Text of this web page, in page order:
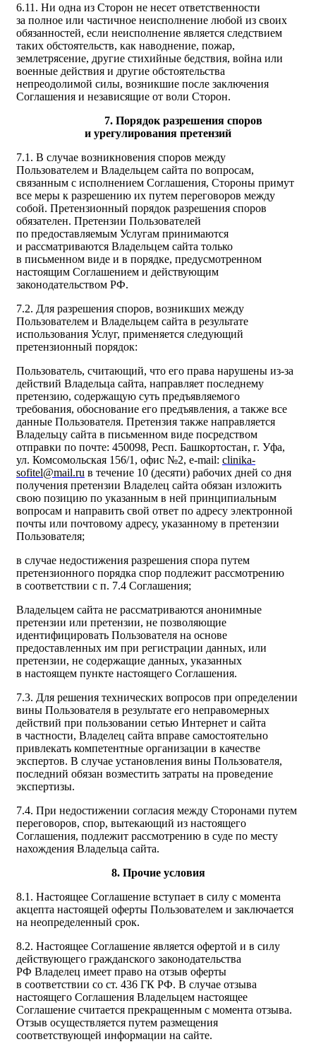
6.11. Ни одна из Сторон не несет ответственности
за полное или частичное неисполнение любой из своих
обязанностей, если неисполнение является следствием
таких обстоятельств, как наводнение, пожар,
землетрясение, другие стихийные бедствия, война или
военные действия и другие обстоятельства
непреодолимой силы, возникшие после заключения
Соглашения и независящие от воли Сторон.
7. Порядок разрешения споров
и урегулирования претензий
7.1. В случае возникновения споров между
Пользователем и Владельцем сайта по вопросам,
связанным с исполнением Соглашения, Стороны примут
все меры к разрешению их путем переговоров между
собой. Претензионный порядок разрешения споров
обязателен. Претензии Пользователей
по предоставляемым Услугам принимаются
и рассматриваются Владельцем сайта только
в письменном виде и в порядке, предусмотренном
настоящим Соглашением и действующим
законодательством РФ.
7.2. Для разрешения споров, возникших между
Пользователем и Владельцем сайта в результате
использования Услуг, применяется следующий
претензионный порядок:
Пользователь, считающий, что его права нарушены из-за
действий Владельца сайта, направляет последнему
претензию, содержащую суть предъявляемого
требования, обоснование его предъявления, а также все
данные Пользователя. Претензия также направляется
Владельцу сайта в письменном виде посредством
отправки по почте: 450098, Респ. Башкортостан, г. Уфа,
ул. Комсомольская 156/1, офис №2, e-mail: clinika-
sofitel@mail.ru в течение 10 (десяти) рабочих дней со дня
получения претензии Владелец сайта обязан изложить
свою позицию по указанным в ней принципиальным
вопросам и направить свой ответ по адресу электронной
почты или почтовому адресу, указанному в претензии
Пользователя;
в случае недостижения разрешения спора путем
претензионного порядка спор подлежит рассмотрению
в соответствии с п. 7.4 Соглашения;
Владельцем сайта не рассматриваются анонимные
претензии или претензии, не позволяющие
идентифицировать Пользователя на основе
предоставленных им при регистрации данных, или
претензии, не содержащие данных, указанных
в настоящем пункте настоящего Соглашения.
7.3. Для решения технических вопросов при определении
вины Пользователя в результате его неправомерных
действий при пользовании сетью Интернет и сайта
в частности, Владелец сайта вправе самостоятельно
привлекать компетентные организации в качестве
экспертов. В случае установления вины Пользователя,
последний обязан возместить затраты на проведение
экспертизы.
7.4. При недостижении согласия между Сторонами путем
переговоров, спор, вытекающий из настоящего
Соглашения, подлежит рассмотрению в суде по месту
нахождения Владельца сайта.
8. Прочие условия
8.1. Настоящее Соглашение вступает в силу с момента
акцепта настоящей оферты Пользователем и заключается
на неопределенный срок.
8.2. Настоящее Соглашение является офертой и в силу
действующего гражданского законодательства
РФ Владелец имеет право на отзыв оферты
в соответствии со ст. 436 ГК РФ. В случае отзыва
настоящего Соглашения Владельцем настоящее
Соглашение считается прекращенным с момента отзыва.
Отзыв осуществляется путем размещения
соответствующей информации на сайте.